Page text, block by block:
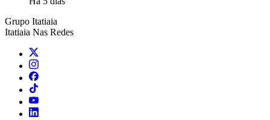
Grupo Itatiaia
Itatiaia Nas Redes